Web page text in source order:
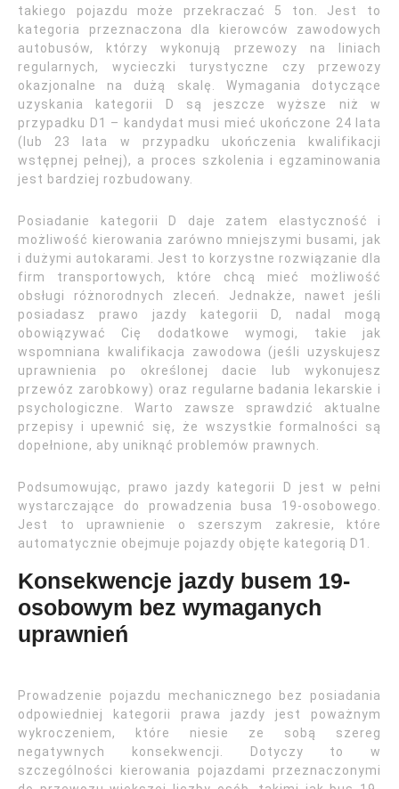
takiego pojazdu może przekraczać 5 ton. Jest to
kategoria przeznaczona dla kierowców zawodowych
autobusów, którzy wykonują przewozy na liniach
regularnych, wycieczki turystyczne czy przewozy
okazjonalne na dużą skalę. Wymagania dotyczące
uzyskania kategorii D są jeszcze wyższe niż w
przypadku D1 – kandydat musi mieć ukończone 24 lata
(lub 23 lata w przypadku ukończenia kwalifikacji
wstępnej pełnej), a proces szkolenia i egzaminowania
jest bardziej rozbudowany.
Posiadanie kategorii D daje zatem elastyczność i
możliwość kierowania zarówno mniejszymi busami, jak
i dużymi autokarami. Jest to korzystne rozwiązanie dla
firm transportowych, które chcą mieć możliwość
obsługi różnorodnych zleceń. Jednakże, nawet jeśli
posiadasz prawo jazdy kategorii D, nadal mogą
obowiązywać Cię dodatkowe wymogi, takie jak
wspomniana kwalifikacja zawodowa (jeśli uzyskujesz
uprawnienia po określonej dacie lub wykonujesz
przewóz zarobkowy) oraz regularne badania lekarskie i
psychologiczne. Warto zawsze sprawdzić aktualne
przepisy i upewnić się, że wszystkie formalności są
dopełnione, aby uniknąć problemów prawnych.
Podsumowując, prawo jazdy kategorii D jest w pełni
wystarczające do prowadzenia busa 19-osobowego.
Jest to uprawnienie o szerszym zakresie, które
automatycznie obejmuje pojazdy objęte kategorią D1.
Konsekwencje jazdy busem 19-
osobowym bez wymaganych
uprawnień
Prowadzenie pojazdu mechanicznego bez posiadania
odpowiedniej kategorii prawa jazdy jest poważnym
wykroczeniem, które niesie ze sobą szereg
negatywnych konsekwencji. Dotyczy to w
szczególności kierowania pojazdami przeznaczonymi